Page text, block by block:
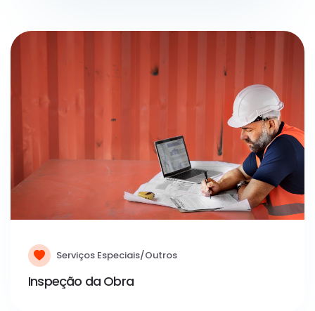
Serviços Especiais/Outros
Inspeção da Obra